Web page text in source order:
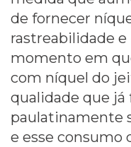
de fornecer
rastreabilidade
momento em
com níquel do
qualidade que já
paulatinamente
e esse consumo